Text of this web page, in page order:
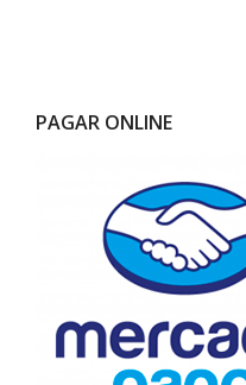
PAGAR ONLINE